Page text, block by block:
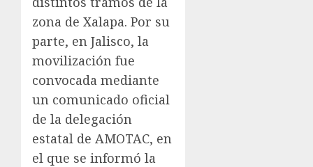
zona de Xalapa. Por su
parte, en Jalisco, la
movilización fue
convocada mediante
un comunicado oficial
de la delegación
estatal de AMOTAC, en
el que se informó la